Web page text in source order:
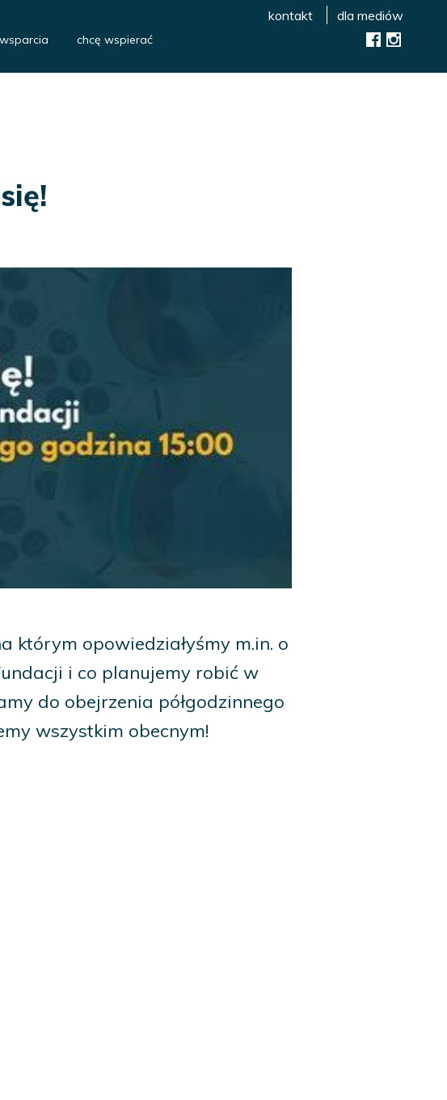
chcę wspierać
kontakt dla mediów
którym opowiedziałyśmy m.in. o
i co planujemy robić w
do obejrzenia półgodzinnego
wszystkim obecnym!